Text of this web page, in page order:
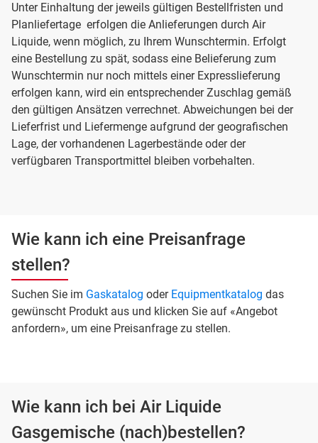
Unter Einhaltung der jeweils gültigen Bestellfristen und
Planliefertage erfolgen die Anlieferungen durch Air
Liquide, wenn möglich, zu Ihrem Wunschtermin. Erfolgt
eine Bestellung zu spät, sodass eine Belieferung zum
Wunschtermin nur noch mittels einer Expresslieferung
erfolgen kann, wird ein entsprechender Zuschlag gemäß
den gültigen Ansätzen verrechnet. Abweichungen bei der
Lieferfrist und Liefermenge aufgrund der geografischen
Lage, der vorhandenen Lagerbestände oder der
verfügbaren Transportmittel bleiben vorbehalten.
Wie kann ich eine Preisanfrage
stellen?
Suchen Sie im Gaskatalog oder Equipmentkatalog das
gewünscht Produkt aus und klicken Sie auf «Angebot
anfordern», um eine Preisanfrage zu stellen.
Wie kann ich bei Air Liquide
Gasgemische (nach)bestellen?